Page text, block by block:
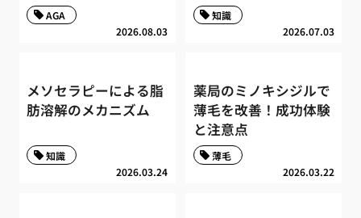
2026.08.03
AGA
2026.07.03
知識
メソセラピーによる脂
肪溶解のメカニズム
2026.03.24
知識
薬局のミノキシジルで
薄毛を改善！成功体験
と注意点
2026.03.22
薄毛